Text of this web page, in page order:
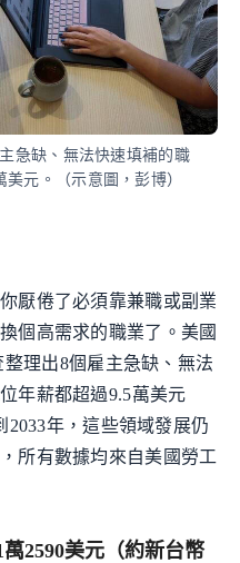
急缺、無法快速填補的職
元。（示意圖，彭博）
厭倦了必須靠兼職或副業
個高需求的職業了。美國
整理出8個雇主急缺、無法
年薪都超過9.5萬美元
2033年，這些領域發展仍
所有數據均來自美國勞工
2590美元（約新台幣